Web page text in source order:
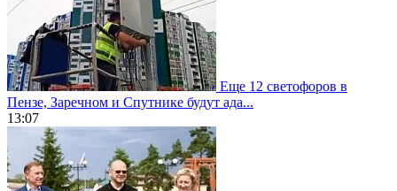
Еще 12 светофоров в
Пензе, Заречном и Спутнике будут ада...
13:07